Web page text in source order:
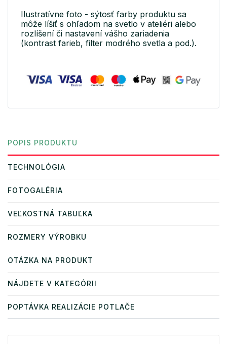
Ilustratívne foto - sýtosť farby produktu sa
môže líšiť s ohľadom na svetlo v ateliéri alebo
rozlíšení či nastavení vášho zariadenia
(kontrast farieb, filter modrého svetla a pod.).
POPIS PRODUKTU
TECHNOLÓGIA
FOTOGALÉRIA
VEĽKOSTNÁ TABUĽKA
ROZMERY VÝROBKU
OTÁZKA NA PRODUKT
NÁJDETE V KATEGÓRII
POPTÁVKA REALIZÁCIE POTLAČE